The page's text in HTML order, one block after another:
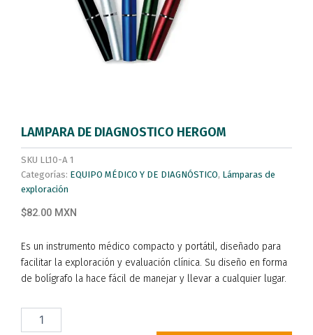
LAMPARA DE DIAGNOSTICO HERGOM
SKU LL10-A 1
Categorías: EQUIPO MÉDICO Y DE DIAGNÓSTICO, Lámparas de
exploración
$82.00 MXN
Es un instrumento médico compacto y portátil, diseñado para
facilitar la exploración y evaluación clínica. Su diseño en forma
de bolígrafo la hace fácil de manejar y llevar a cualquier lugar.
LAMPARA